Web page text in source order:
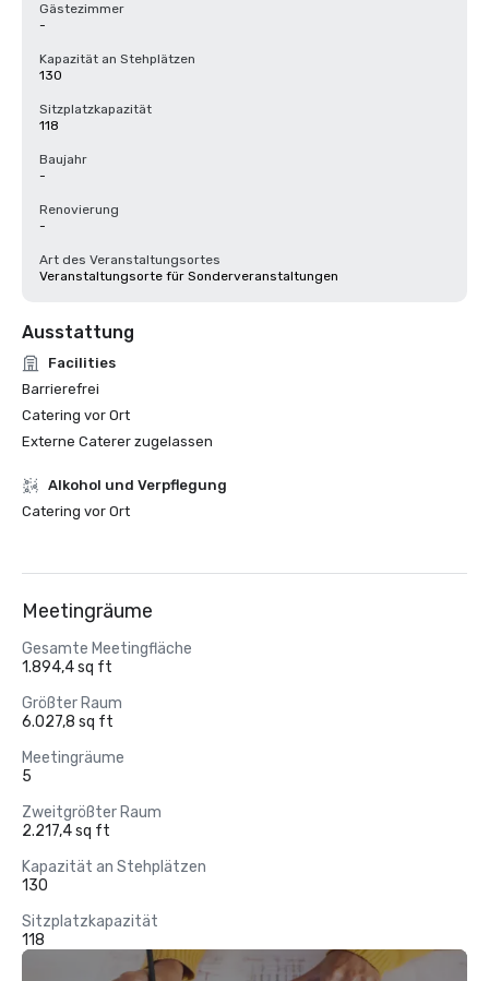
Gästezimmer
-
Kapazität an Stehplätzen
130
Sitzplatzkapazität
118
Baujahr
-
Renovierung
-
Art des Veranstaltungsortes
Veranstaltungsorte für Sonderveranstaltungen
Ausstattung
Facilities
Barrierefrei
Catering vor Ort
Externe Caterer zugelassen
‪Alkohol‬ und Verpflegung
Catering vor Ort
Meetingräume
Gesamte Meetingfläche
1.894,4 sq ft
Größter Raum
6.027,8 sq ft
Meetingräume
5
Zweitgrößter Raum
2.217,4 sq ft
Kapazität an Stehplätzen
130
Sitzplatzkapazität
118